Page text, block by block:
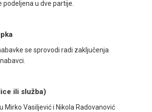
podeljena u dve partije.
se sprovodi radi zaključenja
ili služba)
Mirko Vasiljevići Nikola Radovanović